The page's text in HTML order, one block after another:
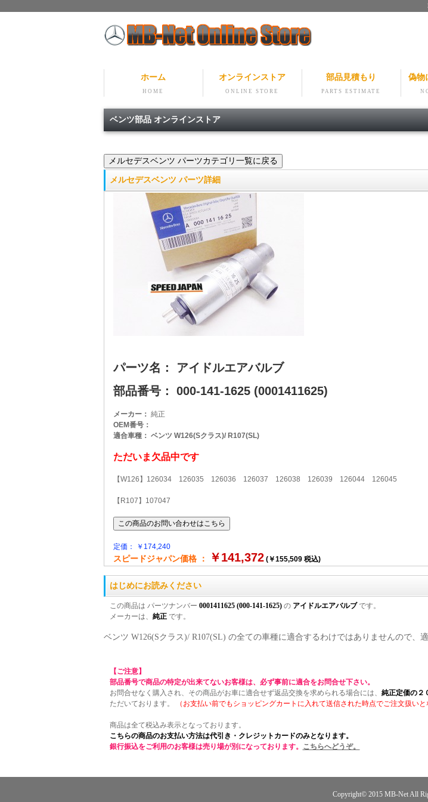
ホーム
HOME
オンラインストア
ONLINE STORE
部品見積もり
PARTS ESTIMATE
偽物
ベンツ部品 オンラインストア
メルセデスベンツ パーツ詳細
パーツ名： アイドルエアバルブ
部品番号： 000-141-1625 (0001411625)
メーカー： 純正
OEM番号：
適合車種： ベンツ W126(Sクラス)/ R107(SL)
ただいま欠品中です
【W126】126034 126035 126036 126037 126038 126039 126044 126045
【R107】107047
定価： ￥174,240
スピードジャパン価格 ： ￥141,372(￥155,509 税込)
はじめにお読みください
この商品は パーツナンバー 0001411625 (000-141-1625)の アイドルエアバルブです。
メーカーは、 純正です。
ベンツ W126(Sクラス)/ R107(SL) の全ての車種に適合するわけではありませんので、
【ご注意】
部品番号で商品の特定が出来てないお客様は、必ず事前に適合をお問合せ下さい。
お問合せなく購入され、その商品がお車に適合せず返品交換を求められる場合には、 純正定価の２
ただいております。
（お支払い前でもショッピングカートに入れて送信された時点でご注文扱いと
商品は全て税込み表示となっております。
こちらの商品のお支払い方法は代引き・クレジットカードのみとなります。
銀行振込をご利用のお客様は売り場が別になっております。 こちらへどうぞ。
Copyright© 2015 MB-NetAll